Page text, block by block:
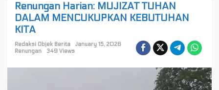
n
u
g
n
Renungan Harian: MUJIZAT TUHAN
DALAM MENCUKUPKAN KEBUTUHAN
KITA
Redaksi Objek Berita
January 15, 2026
Renungan
349 Views